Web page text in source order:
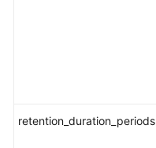
retention_duration_periods